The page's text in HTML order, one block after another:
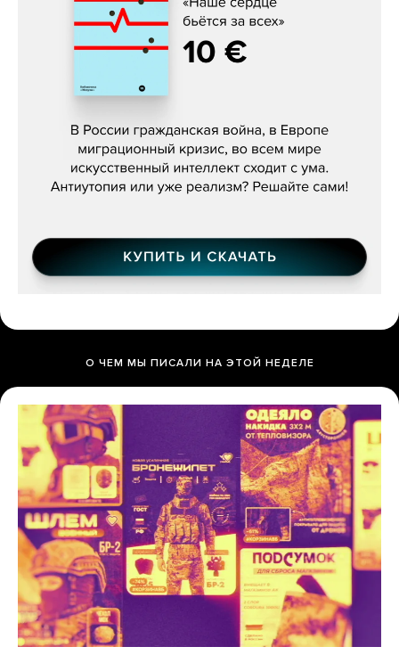
Константин Зарубин, «Наше сердце
О ЧЕМ МЫ ПИСАЛИ НА ЭТОЙ НЕДЕЛЕ